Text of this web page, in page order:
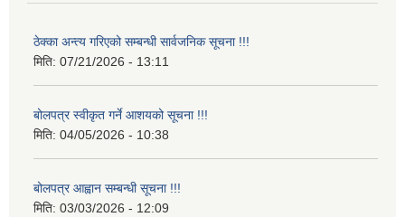
ठेक्का अन्त्य गरिएको सम्बन्धी सार्वजनिक सूचना !!!
मिति: 07/21/2026 - 13:11
बोलपत्र स्वीकृत गर्ने आशयको सूचना !!!
मिति: 04/05/2026 - 10:38
बोलपत्र आह्वान सम्बन्धी सूचना !!!
मिति: 03/03/2026 - 12:09